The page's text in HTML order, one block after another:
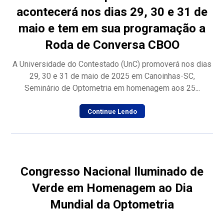
acontecerá nos dias 29, 30 e 31 de
maio e tem em sua programação a
Roda de Conversa CBOO
A Universidade do Contestado (UnC) promoverá nos dias
29, 30 e 31 de maio de 2025 em Canoinhas-SC,
Seminário de Optometria em homenagem aos 25...
Continue Lendo
Congresso Nacional Iluminado de
Verde em Homenagem ao Dia
Mundial da Optometria